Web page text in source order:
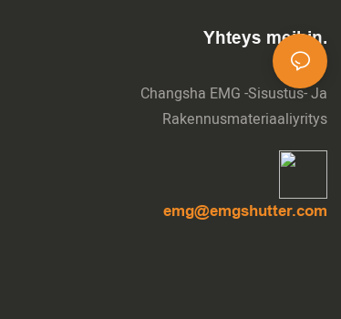
Yhteys meihin.
Changsha EMG -sisustus- Ja
Rakennusmateriaaliyritys
emg@emgshutter.com